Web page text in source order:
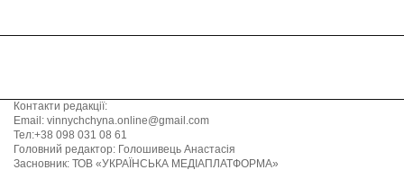
Контакти редакції:
Email: vinnychchyna.online@gmail.com
Тел:+38 098 031 08 61
Головний редактор: Голошивець Анастасія
Засновник: ТОВ «УКРАЇНСЬКА МЕДІАПЛАТФОРМА»